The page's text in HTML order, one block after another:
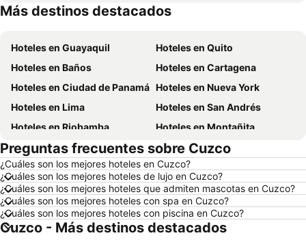
Hoteles en México
Hoteles en Chicago
Más destinos destacados
Hoteles en Guayaquil
Hoteles en Quito
Hoteles en Baños
Hoteles en Cartagena
Hoteles en Ciudad de Panamá Hoteles en Nueva York
Hoteles en Lima
Hoteles en San Andrés
Hoteles en Riobamba
Hoteles en Montañita
Hoteles en Puerto López
Hoteles en Pedernales
Hoteles en Miami
Hoteles en Roma
Hoteles en Ambato
Hoteles en Cojimies
Hoteles en Lisboa
Hoteles en Zorritos
Hoteles en Oporto
Hoteles en Panamá
Preguntas frecuentes sobre Cuzco
¿Cuáles son los mejores hoteles en Cuzco?
¿Cuáles son los mejores hoteles de lujo en Cuzco?
¿Cuáles son los mejores hoteles que admiten mascotas en Cuzco?
¿Cuáles son los mejores hoteles con spa en Cuzco?
¿Cuáles son los mejores hoteles con piscina en Cuzco?
Cuzco - Más destinos destacados